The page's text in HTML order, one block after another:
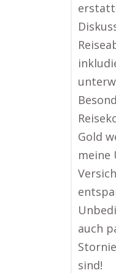
Gold
meine
auch
sind!